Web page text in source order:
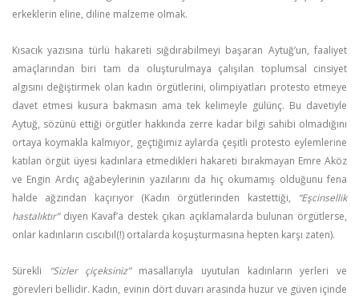
erkeklerin eline, diline malzeme olmak.
Kısacık yazısına türlü hakareti sığdırabilmeyi başaran Aytuğ’un, faaliyet
amaçlarından biri tam da oluşturulmaya çalışılan toplumsal cinsiyet
algısını değiştirmek olan kadın örgütlerini, olimpiyatları protesto etmeye
davet etmesi kusura bakmasın ama tek kelimeyle gülünç. Bu davetiyle
Aytuğ, sözünü ettiği örgütler hakkında zerre kadar bilgi sahibi olmadığını
ortaya koymakla kalmıyor, geçtiğimiz aylarda çeşitli protesto eylemlerine
katılan örgüt üyesi kadınlara etmedikleri hakareti bırakmayan Emre Aköz
ve Engin Ardıç ağabeylerinin yazılarını da hiç okumamış olduğunu fena
halde ağzından kaçırıyor (Kadın örgütlerinden kastettiği,
“Eşcinsellik
hastalıktır”diyen Kavaf’a destek çıkan açıklamalarda bulunan örgütlerse,
onlar kadınların cıscıbıl(!) ortalarda koşuşturmasına hepten karşı zaten).
Sürekli “Sizler çiçeksiniz”masallarıyla uyutulan kadınların yerleri ve
görevleri bellidir. Kadın, evinin dört duvarı arasında huzur ve güven içinde